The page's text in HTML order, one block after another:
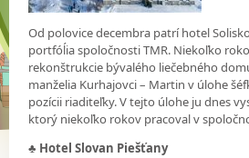
Od polovice decembra patrí hotel
portfóĺia spoločnosti TMR. Niekoľko
rekonštrukcie bývalého liečebného
manželia Kurhajovci – Martin v úlohe
pozícii riaditeľky. V tejto úlohe ju dnes
ktorý niekoľko rokov pracoval v
♣ Hotel Slovan Piešťany